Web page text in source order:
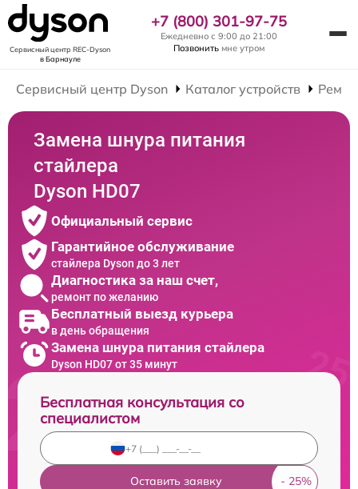
Сервисный центр REC-Dyson
в Барнауле
+7 (800) 301-97-75
Ежедневно с 9:00 до 21:00
Позвонить мне утром
Сервисный центр Dyson Каталог устройств
Замена шнура питания
стайлера
Dyson HD07
Официальный сервис
Гарантийное обслуживание
стайлера Dyson до 3 лет
Диагностика за наш счет,
ремонт по желанию
Бесплатный выезд курьера
в день обращения
Замена шнура питания стайлера
Dyson HD07 от 35 минут
Бесплатная консультация со
специалистом
Оставить заявку